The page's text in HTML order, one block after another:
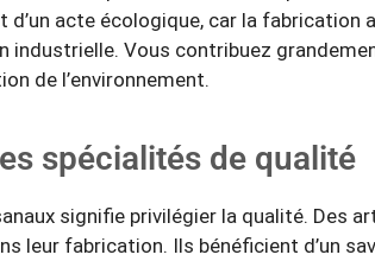
d’un acte écologique, car la fabrication
industrielle. Vous contribuez
de l’environnement.
spécialités de qualité
signifie privilégier la qualité. Des
leur fabrication. Ils bénéficient d’un